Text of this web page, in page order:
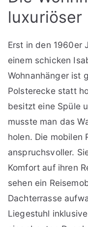
luxuriöser
Erst in den 1960er
einem schicken
Wohnanhänger ist
Polsterecke statt
besitzt eine Spüle
musste man das
holen. Die mobilen
anspruchsvoller.
Komfort auf ihren
sehen ein
Dachterrasse
Liegestuhl